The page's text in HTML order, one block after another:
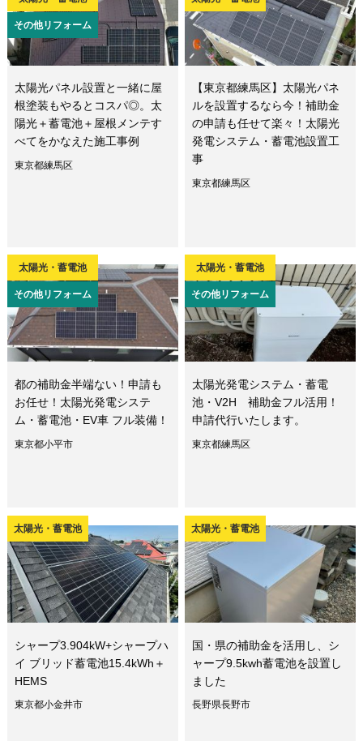
その他リフォーム
太陽光パネル設置と一緒に屋
根塗装もやるとコスパ◎。太
陽光＋蓄電池＋屋根メンテす
べてをかなえた施工事例
東京都練馬区
【東京都練馬区】太陽光パネ
ルを設置するなら今！補助金
の申請も任せて楽々！太陽光
発電システム・蓄電池設置工
事
東京都練馬区
太陽光・蓄電池
その他リフォーム
都の補助金半端ない！申請も
お任せ！太陽光発電システ
ム・蓄電池・EV車 フル装備！
東京都小平市
太陽光・蓄電池
その他リフォーム
太陽光発電システム・蓄電
池・V2H 補助金フル活用！
申請代行いたします。
東京都練馬区
太陽光・蓄電池
シャープ3.904kW+シャープハ
イ ブリッド蓄電池15.4kWh＋
HEMS
東京都小金井市
太陽光・蓄電池
国・県の補助金を活用し、シ
ャープ9.5kwh蓄電池を設置し
ました
長野県長野市